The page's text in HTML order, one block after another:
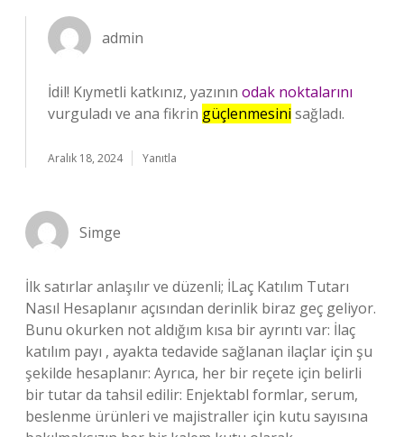
admin
İdil! Kıymetli katkınız, yazının odak noktalarını
vurguladı ve ana fikrin güçlenmesini sağladı.
Aralık 18, 2024 Yanıtla
Simge
İlk satırlar anlaşılır ve düzenli; İLaç Katılım Tutarı
Nasıl Hesaplanır açısından derinlik biraz geç geliyor.
Bunu okurken not aldığım kısa bir ayrıntı var: İlaç
katılım payı , ayakta tedavide sağlanan ilaçlar için şu
şekilde hesaplanır: Ayrıca, her bir reçete için belirli
bir tutar da tahsil edilir: Enjektabl formlar, serum,
beslenme ürünleri ve majistraller için kutu sayısına